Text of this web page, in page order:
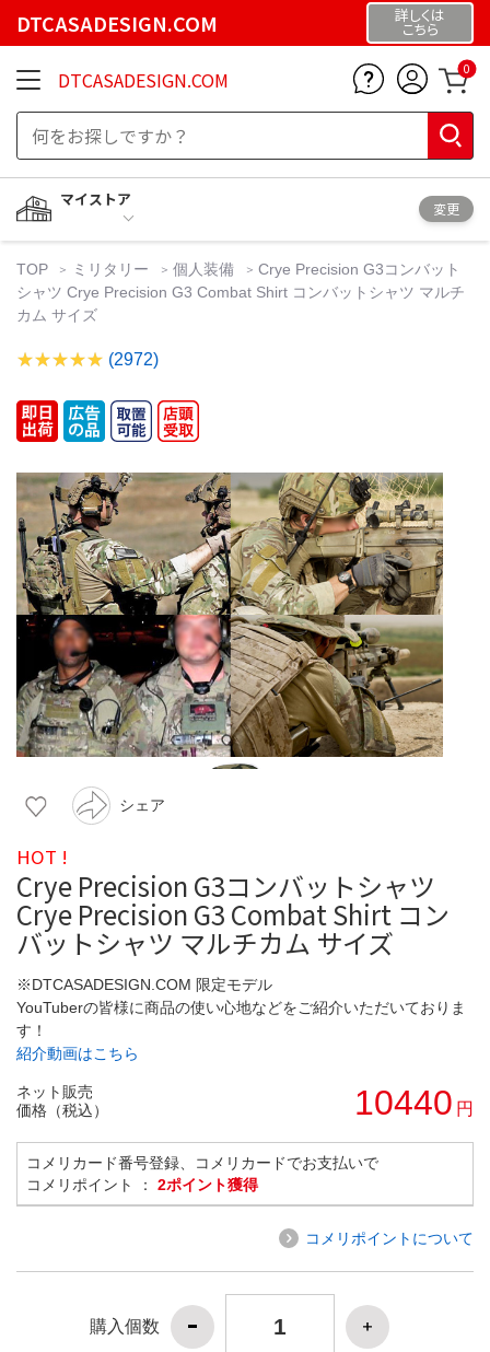
DTCASADESIGN.COM 詳しくは
こちら
DTCASADESIGN.COM 0
マイストア
変更
TOP ミリタリー 個人装備
Crye Precision G3コンバット
シャツ Crye Precision G3 Combat Shirt コンバットシャツ マルチ
カム サイズ
(2972)
シェア
HOT !
Crye Precision G3コンバットシャツ
Crye Precision G3 Combat Shirt コン
バットシャツ マルチカム サイズ
※DTCASADESIGN.COM 限定モデル
YouTuberの皆様に商品の使い心地などをご紹介いただいておりま
す！
紹介動画はこちら
ネット販売
価格（税込）
10440 円
コメリカード番号登録、コメリカードでお支払いで
コメリポイント ： 2ポイント獲得
コメリポイントについて
購入個数